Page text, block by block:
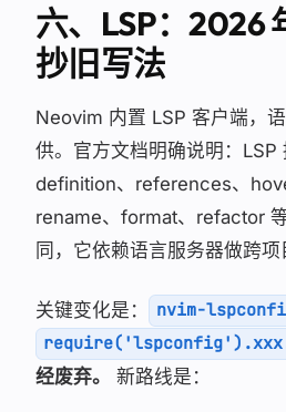
六、LSP：2026
抄旧写法
Neovim 内置 LSP 客户端，
供。官方文档明确说明：
definition、references、
rename、format、refactor
同，它依赖语言服务器做跨项
关键变化是： nvim-
经废弃。
新路线是：